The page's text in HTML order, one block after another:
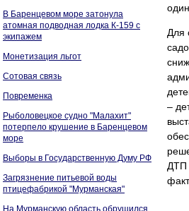
В Баренцевом море затонула
атомная подводная лодка К-159 с
экипажем
Монетизация льгот
Сотовая связь
Повременка
Рыболовецкое судно "Малахит"
потерпело крушение в Баренцевом
море
Выборы в Государственную Думу РФ
Загрязнение питьевой воды
птицефабрикой "Мурманская"
На Мурманскую область обрушился
Для
–
ДТП